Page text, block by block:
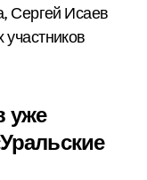
Сергей Исаев
уже